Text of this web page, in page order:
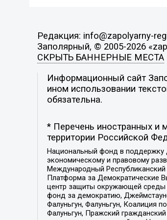
Редакция: info@zapolyarny-
Заполярный, © 2005-2026
СКРЫТЬ БАННЕРНЫЕ МЕСТА
Информационный сайт
ином использовании
обязательна.
* Перечень иностранных и
территории Российской
Национальный фонд в поддержку
экономическому и правовому
Международный Республиканский
Платформа за Демократические
центр защиты окружающей среды
фонд за демократию,
Фалуньгун, Фалуньгун, Коалиция
Фалуньгун, Пражский